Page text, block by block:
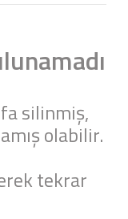
silinmiş,
olabilir.
tekrar